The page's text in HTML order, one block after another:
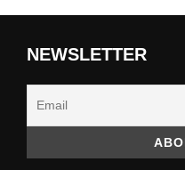
NEWSLETTER